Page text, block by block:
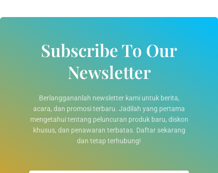
Subscribe To Our
Newsletter
Berlanggananlah newsletter kami untuk berita,
acara, dan promosi terbaru. Jadilah yang pertama
mengetahui tentang peluncuran produk baru, diskon
khusus, dan penawaran terbatas. Daftar sekarang
dan tetap terhubung!